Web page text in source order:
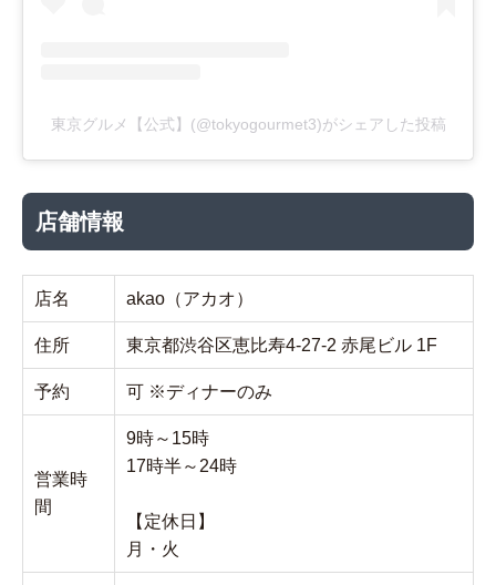
東京グルメ【公式】(@tokyogourmet3)がシェアした投稿
店舗情報
店名 akao（アカオ）
住所 東京都渋谷区恵比寿4-27-2 赤尾ビル 1F
予約 可 ※ディナーのみ
営業時
間
9時～15時
17時半～24時
【定休日】
月・火